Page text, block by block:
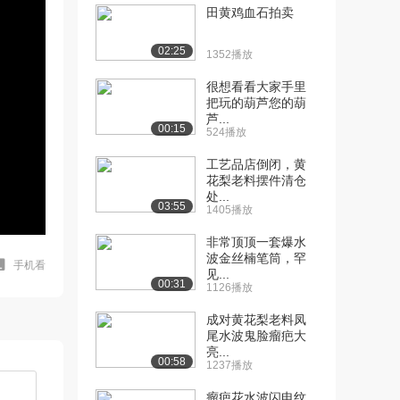
手机看
02:25
田黄鸡血石拍卖
1352播放
00:15
很想看看大家手里
把玩的葫芦您的葫
芦...
524播放
03:55
工艺品店倒闭，黄
花梨老料摆件清仓
处...
1405播放
00:31
非常顶顶一套爆水
波金丝楠笔筒，罕
见...
1126播放
00:58
成对黄花梨老料凤
尾水波鬼脸瘤疤大
亮...
1237播放